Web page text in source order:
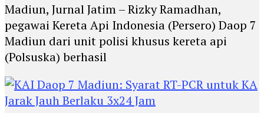
Madiun, Jurnal Jatim – Rizky Ramadhan,
pegawai Kereta Api Indonesia (Persero) Daop 7
Madiun dari unit polisi khusus kereta api
(Polsuska) berhasil